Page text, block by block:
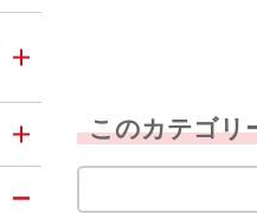
このカテゴリ